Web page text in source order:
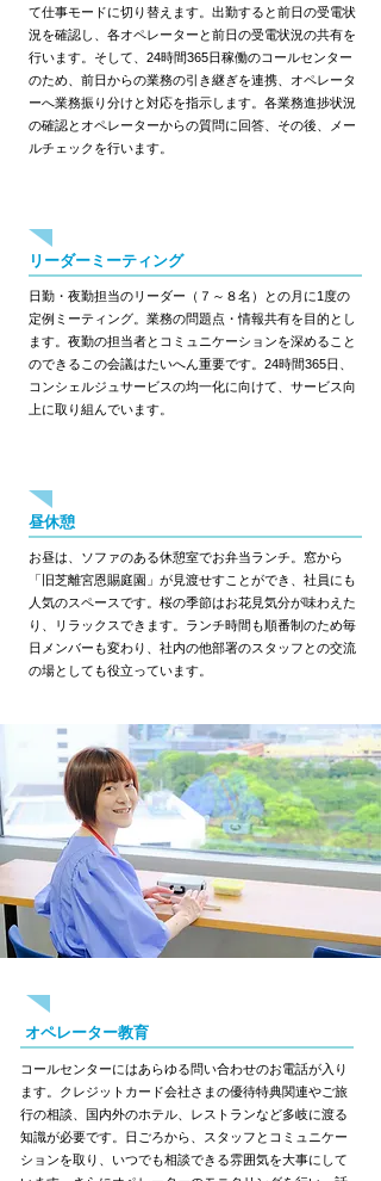
て仕事モードに切り替えます。出勤すると前日の受電状
況を確認し、各オペレーターと前日の受電状況の共有を
行います。そして、24時間365日稼働のコールセンター
のため、前日からの業務の引き継ぎを連携、オペレータ
ーへ業務振り分けと対応を指示します。各業務進捗状況
の確認とオペレーターからの質問に回答、その後、メー
ルチェックを行います。
リーダーミーティング
日勤・夜勤担当のリーダー（７～８名）との月に1度の
定例ミーティング。業務の問題点・情報共有を目的とし
ます。夜勤の担当者とコミュニケーションを深めること
のできるこの会議はたいへん重要です。24時間365日、
コンシェルジュサービスの均一化に向けて、サービス向
上に取り組んでいます。
昼休憩
お昼は、ソファのある休憩室でお弁当ランチ。窓から
「旧芝離宮恩賜庭園」が見渡せすことができ、社員にも
人気のスペースです。桜の季節はお花見気分が味わえた
り、リラックスできます。ランチ時間も順番制のため毎
日メンバーも変わり、社内の他部署のスタッフとの交流
の場としても役立っています。
オペレーター教育
コールセンターにはあらゆる問い合わせのお電話が入り
ます。クレジットカード会社さまの優待特典関連やご旅
行の相談、国内外のホテル、レストランなど多岐に渡る
知識が必要です。日ごろから、スタッフとコミュニケー
ションを取り、いつでも相談できる雰囲気を大事にして